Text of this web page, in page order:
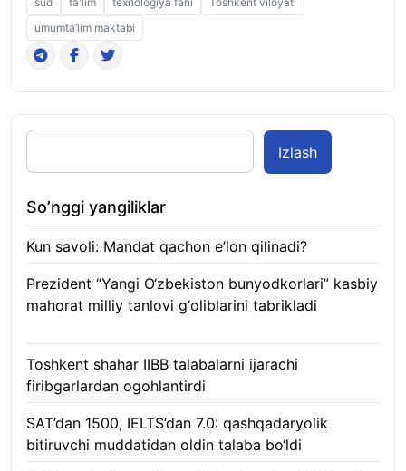
umumta’lim maktabi
Izlash
So’nggi yangiliklar
Kun savoli: Mandat qachon e’lon qilinadi?
Prezident “Yangi O‘zbekiston bunyodkorlari” kasbiy
mahorat milliy tanlovi g‘oliblarini tabrikladi
Toshkent shahar IIBB talabalarni ijarachi
firibgarlardan ogohlantirdi
SAT’dan 1500, IELTS’dan 7.0: qashqadaryolik
bitiruvchi muddatidan oldin talaba bo‘ldi